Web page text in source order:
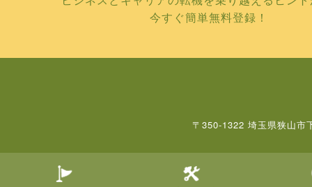
今すぐ簡単無料登録！
〒350-1322 埼玉県狭山市